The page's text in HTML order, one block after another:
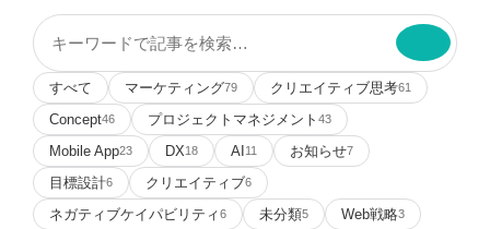
記
事
を
検
索
すべて マーケティング79 クリエイティブ思考61
Concept46 プロジェクトマネジメント 43
Mobile App23 DX18 AI11 お知らせ7
目標設計6 クリエイティブ6
ネガティブケイパビリティ6 未分類5 Web戦略3